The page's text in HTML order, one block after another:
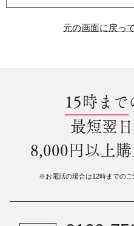
元の画面に戻っ
15時まで
最短翌日
8,000円以上
※お電話の場合は12時までのご